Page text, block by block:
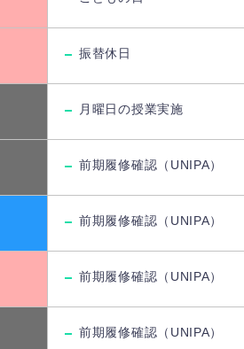
振替休日
月曜日の授業実施
前期履修確認（UNIPA）
前期履修確認（UNIPA）
前期履修確認（UNIPA）
前期履修確認（UNIPA）